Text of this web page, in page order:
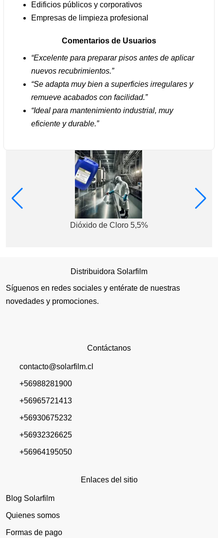
Edificios públicos y corporativos
Empresas de limpieza profesional
Comentarios de Usuarios
“Excelente para preparar pisos antes de aplicar
nuevos recubrimientos.”
“Se adapta muy bien a superficies irregulares y
remueve acabados con facilidad.”
“Ideal para mantenimiento industrial, muy
eficiente y durable.”
Dióxido de Cloro 5,5%
Distribuidora Solarfilm
Síguenos en redes sociales y entérate de nuestras
novedades y promociones.
Contáctanos
contacto@solarfilm.cl
+56988281900
+56965721413
+56930675232
+56932326625
+56964195050
Enlaces del sitio
Blog Solarfilm
Quienes somos
Formas de pago